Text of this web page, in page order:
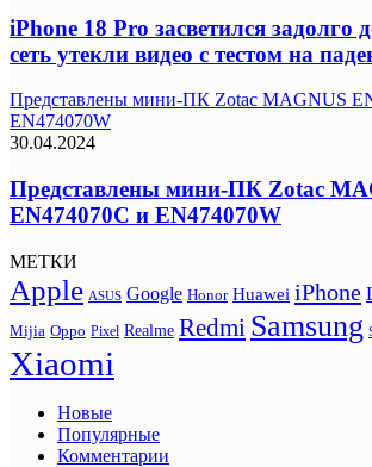
iPhone 18 Pro засветился задолго
сеть утекли видео с тестом на
Представлены мини-ПК Zotac MAGNUS
EN474070W
30.04.2024
Представлены мини-ПК Zotac
EN474070C и EN474070W
МЕТКИ
Apple ASUS Google Honor Huawei iPhone
Mijia Oppo Pixel Realme Redmi Samsung
Xiaomi
Новые
Популярные
Комментарии